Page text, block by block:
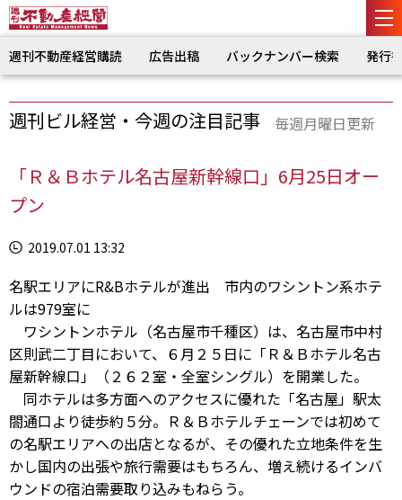
週刊不動産経営購読 広告出稿 バックナンバー検索 発行
週刊ビル経営・今週の注目記事 毎週月曜日更新
「Ｒ＆Ｂホテル名古屋新幹線口」6月25日オー
プン
2019.07.01 13:32
名駅エリアにR&Bホテルが進出 市内のワシントン系ホテ
ルは979室に
ワシントンホテル（名古屋市千種区）は、名古屋市中村
区則武二丁目において、６月２５日に「Ｒ＆Ｂホテル名古
屋新幹線口」（２６２室・全室シングル）を開業した。
同ホテルは多方面へのアクセスに優れた「名古屋」駅太
閤通口より徒歩約５分。Ｒ＆Ｂホテルチェーンでは初めて
の名駅エリアへの出店となるが、その優れた立地条件を生
かし国内の出張や旅行需要はもちろん、増え続けるインバ
ウンドの宿泊需要取り込みもねらう。